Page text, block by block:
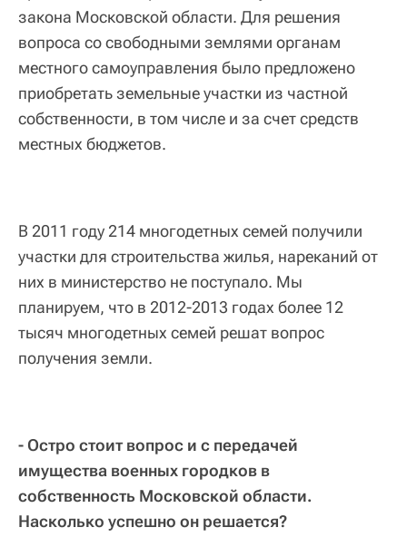
закона Московской области. Для решения
вопроса со свободными землями органам
местного самоуправления было предложено
приобретать земельные участки из частной
собственности, в том числе и за счет средств
местных бюджетов.
В 2011 году 214 многодетных семей получили
участки для строительства жилья, нареканий от
них в министерство не поступало. Мы
планируем, что в 2012-2013 годах более 12
тысяч многодетных семей решат вопрос
получения земли.
- Остро стоит вопрос и с передачей
имущества военных городков в
собственность Московской области.
Насколько успешно он решается?